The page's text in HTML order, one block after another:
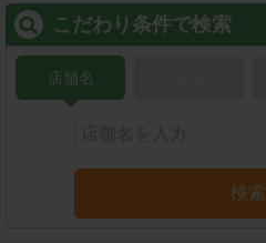
こだわり条件で検索
店舗名
検索